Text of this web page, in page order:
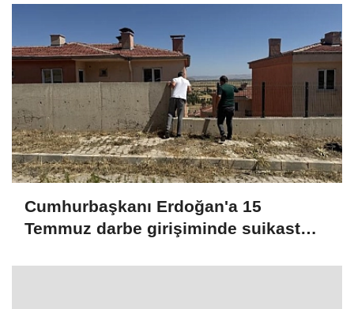
Cumhurbaşkanı Erdoğan'a 15
Temmuz darbe girişiminde suikast